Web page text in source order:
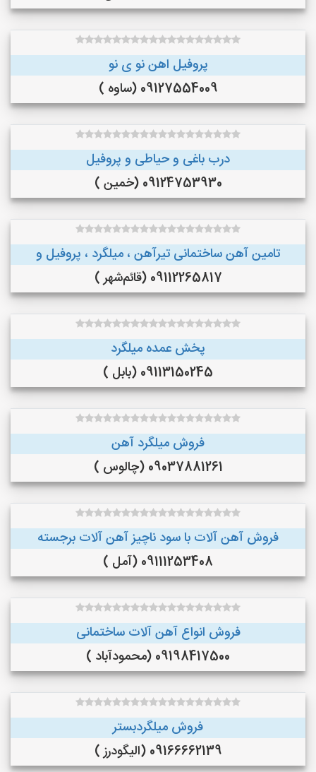
پروفیل اهن نو ی نو
09127554009 (ساوه )
درب باغی و حیاطی و پروفیل
09124753930 (خمین )
تامین آهن ساختمانی تیرآهن ، میلگرد ، پروفیل و
09112265817 (قائم‌شهر )
پخش عمده میلگرد
09113150245 (بابل )
فروش میلگرد آهن
09037881261 (چالوس )
فروش آهن آلات با سود ناچیز آهن آلات برجسته
09111253408 (آمل )
فروش انواع آهن آلات ساختمانی
09198417500 (محمودآباد )
فروش میلگردبستر
09166662139 (الیگودرز )